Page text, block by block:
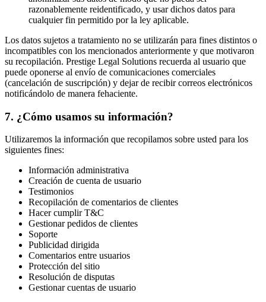
razonablemente reidentificado, y usar dichos datos para
cualquier fin permitido por la ley aplicable.
Los datos sujetos a tratamiento no se utilizarán para fines distintos o
incompatibles con los mencionados anteriormente y que motivaron
su recopilación. Prestige Legal Solutions recuerda al usuario que
puede oponerse al envío de comunicaciones comerciales
(cancelación de suscripción) y dejar de recibir correos electrónicos
notificándolo de manera fehaciente.
7. ¿Cómo usamos su información?
Utilizaremos la información que recopilamos sobre usted para los
siguientes fines:
Información administrativa
Creación de cuenta de usuario
Testimonios
Recopilación de comentarios de clientes
Hacer cumplir T&C
Gestionar pedidos de clientes
Soporte
Publicidad dirigida
Comentarios entre usuarios
Protección del sitio
Resolución de disputas
Gestionar cuentas de usuario